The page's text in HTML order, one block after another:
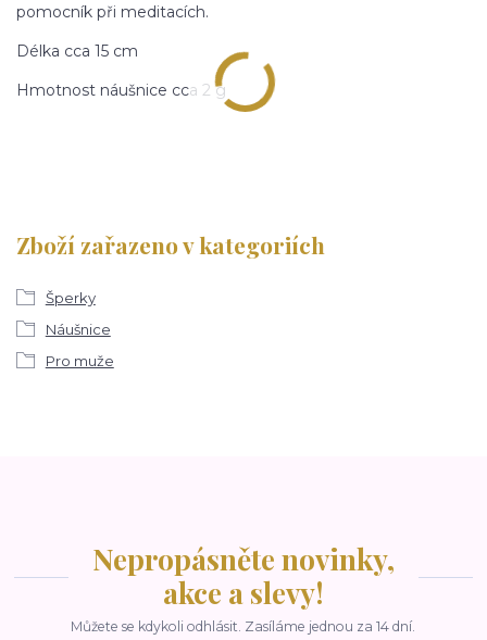
pomocník při meditacích.
Délka cca 15 cm
Hmotnost náušnice cca 2 g
Zboží zařazeno v kategoriích
Šperky
Náušnice
Pro muže
Nepropásněte novinky,
akce a slevy!
Můžete se kdykoli odhlásit. Zasíláme jednou za 14 dní.